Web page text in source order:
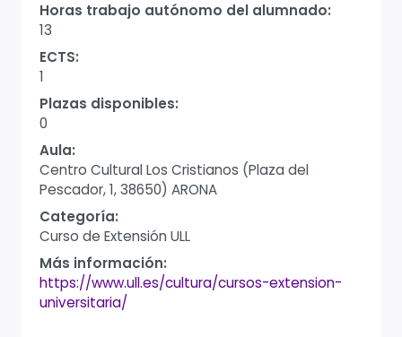
Horas trabajo autónomo del alumnado:
13
ECTS:
1
Plazas disponibles:
0
Aula:
Centro Cultural Los Cristianos (Plaza del
Pescador, 1, 38650) ARONA
Categoría:
Curso de Extensión ULL
Más información:
https://www.ull.es/cultura/cursos-extension-
universitaria/